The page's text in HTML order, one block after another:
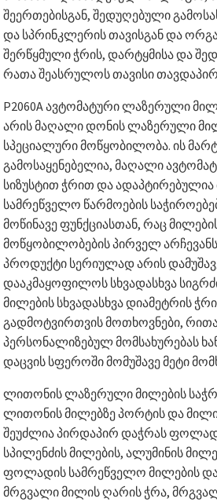
შეერთებისგან, შედუღებული
და სპრინკლერის თავისგან და
შერწყმული ჭრის, დარტყმისა და
რათა შეასრულოს თავისი
P2060A ავტომატური ლაზერული
არის მაღალი დონის ლაზერული
სპეციალური მოწყობილობა. ის
გამოსაყენებელია, მაღალი
სიზუსტით ჭრით და ადაპტირებულია
სამრეწველო წარმოების
მოწინავე ფუნქციასთან, რაც
მოწყობილობების პირველ
პროდუქტი სერიულად არის
დააკმაყოფილოს სხვადასხვა
მილების სხვადასხვა დიამეტრის
გადმოტვირთვის მოთხოვნები,
პერსონალიზებულ მომსახურებას
დაცვის სფეროში მომუშავე მეტი
ლითონის ლაზერული მილების
ლითონის მილებზე პორტის და
შეუძლია პირდაპირ დაჭრას
სპილენძის მილების, ალუმინის
ფოლადის სამრეწველო მილების და
მრგვალი მილის ღარის ჭრა,